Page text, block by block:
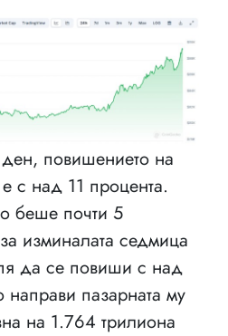
повишението на
е с над 11 процента.
беше почти 5
изминалата седмица
да се повиши с над
направи пазарната му
на 1.764 трилиона